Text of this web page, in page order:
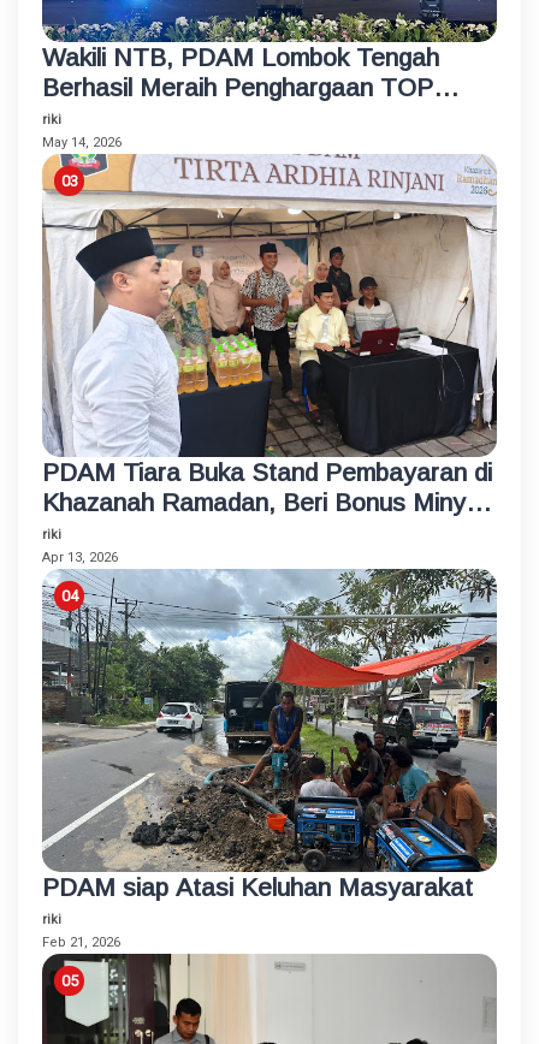
Wakili NTB, PDAM Lombok Tengah
Berhasil Meraih Penghargaan TOP
BUMD Bintang 4 Tahun 2026
riki
May 14, 2026
PDAM Tiara Buka Stand Pembayaran di
Khazanah Ramadan, Beri Bonus Minyak
Goreng
riki
Apr 13, 2026
PDAM siap Atasi Keluhan Masyarakat
riki
Feb 21, 2026